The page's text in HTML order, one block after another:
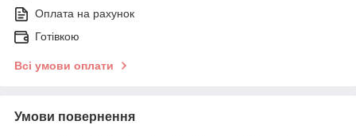
Оплата на рахунок
Готівкою
Всі умови оплати
Умови повернення